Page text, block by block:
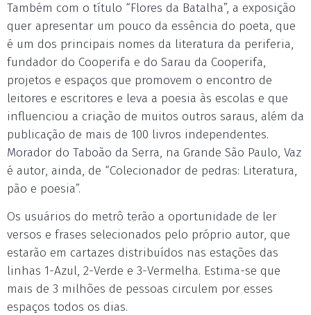
Também com o título “Flores da Batalha”, a exposição
quer apresentar um pouco da essência do poeta, que
é um dos principais nomes da literatura da periferia,
fundador do Cooperifa e do Sarau da Cooperifa,
projetos e espaços que promovem o encontro de
leitores e escritores e leva a poesia às escolas e que
influenciou a criação de muitos outros saraus, além da
publicação de mais de 100 livros independentes.
Morador do Taboão da Serra, na Grande São Paulo, Vaz
é autor, ainda, de “Colecionador de pedras: Literatura,
pão e poesia”.
Os usuários do metrô terão a oportunidade de ler
versos e frases selecionados pelo próprio autor, que
estarão em cartazes distribuídos nas estações das
linhas 1-Azul, 2-Verde e 3-Vermelha. Estima-se que
mais de 3 milhões de pessoas circulem por esses
espaços todos os dias.